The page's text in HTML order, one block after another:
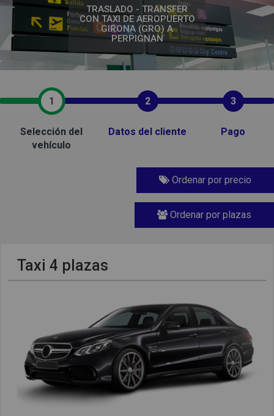
TRASLADO - TRANSFER
CON TAXI DE AEROPUERTO
GIRONA (GRO) A
PERPIGNAN
1
Selección del
vehículo
2
Datos del cliente
3
Pago
Ordenar por precio
Ordenar por plazas
Taxi 4 plazas